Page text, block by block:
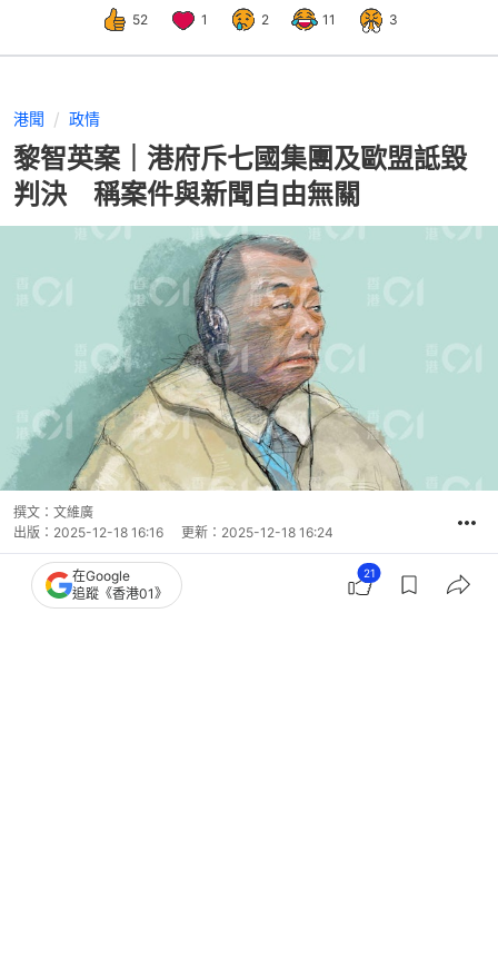
52 1 2 11 3
港聞 政情
黎智英案｜港府斥七國集團及歐盟詆毀
判決 稱案件與新聞自由無關
撰文： 文維廣
出版： 2025-12-18 16:16 更新： 2025-12-18 16:24
在Google
追蹤《香港01》
21